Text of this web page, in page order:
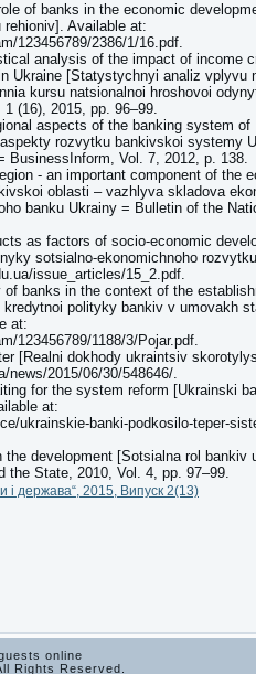
of banks in the economic
Available at:
123456789/2386/1/16.pdf.
analysis of the impact of income
Ukraine [Statystychnyi analiz vplyvu
kursu natsionalnoi hroshovoi
(16), 2015, pp. 96–99.
aspects of the banking system of
rozvytku bankivskoi systemy
BusinessInform, Vol. 7, 2012, p. 138.
- an important component of the
oblasti – vazhlyva skladova
banku Ukrainy = Bulletin of the
as factors of socio-economic
sotsialno-ekonomichnoho
issue_articles/15_2.pdf.
banks in the context of the
polityky bankiv v umovakh
at:
123456789/1188/3/Pojar.pdf.
[Realni dokhody ukraintsiv
news/2015/06/30/548646/.
for the system reform [Ukrainski
at:
ukrainskie-banki-podkosilo-teper-
development [Sotsialna rol bankiv
the State, 2010, Vol. 4, pp. 97–99.
і держава“, 2015, Випуск 2(13)
online
Rights Reserved.